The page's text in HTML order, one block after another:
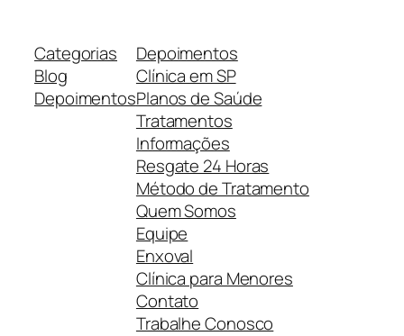
Categorias
Blog
Depoimentos
Depoimentos
Clínica em SP
Planos de Saúde
Tratamentos
Informações
Resgate 24 Horas
Método de Tratamento
Quem Somos
Equipe
Enxoval
Clínica para Menores
Contato
Trabalhe Conosco